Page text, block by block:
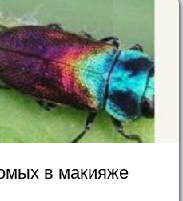
в макияже